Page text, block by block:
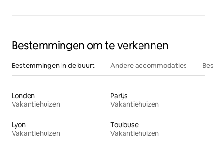
Bestemmingen om te verkennen
Bestemmingen in de buurt Andere accommodaties
Londen
Vakantiehuizen
Parijs
Vakantiehuizen
Lyon
Vakantiehuizen
Toulouse
Vakantiehuizen